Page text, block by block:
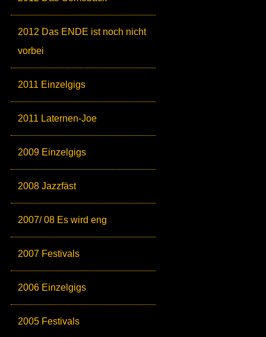
2012 Das ENDE ist noch nicht
vorbei
2011 Einzelgigs
2011 Laternen-Joe
2009 Einzelgigs
2008 Jazzfäst
2007/ 08 Es wird eng
2007 Festivals
2006 Einzelgigs
2005 Festivals